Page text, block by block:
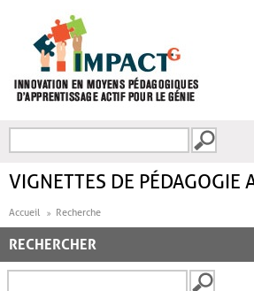
FORMULAIRE DE
VIGNETTES DE PÉDAGOGIE
Accueil Recherche
RECHERCHER